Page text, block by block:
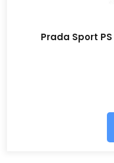
Prada Sport PS